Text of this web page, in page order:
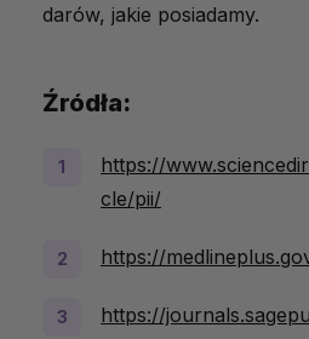
darów, jakie posiadamy.
Źródła:
https://
cle/pii/
https://
https://